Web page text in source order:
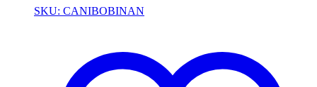
SKU: CANIBOBINAN